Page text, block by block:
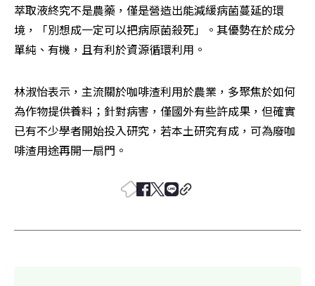
萃取液終究不是農藥，僅是營造出能減緩病菌蔓延的環
境，「別想成一定可以把病原菌殺死」。其優勢在於成分
單純、有機，且有利於資源循環利用。
林淑怡表示，主流關於咖啡渣利用於農業，多聚焦於如何
為作物提供養料；針對病害，僅國外有些許成果，但確實
已有不少學者開始投入研究，若本土研究有成，可為廢咖
啡渣用途再開一扇門。